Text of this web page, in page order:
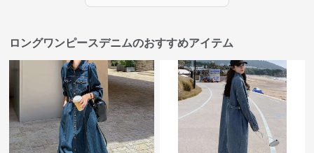
ロングワンピースデニムのおすすめアイテム